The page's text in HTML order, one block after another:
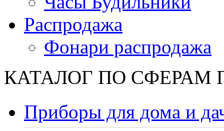
Распродажа
Фонари распродажа
КАТАЛОГ ПО СФЕРАМ
Приборы для дома и